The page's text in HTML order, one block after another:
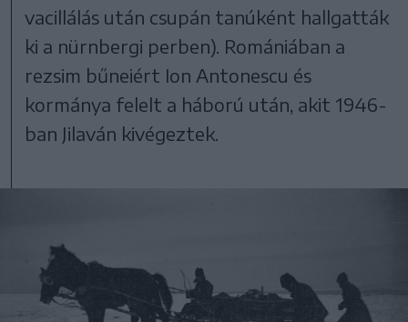
vacillálás után csupán tanúként hallgatták
ki a nürnbergi perben). Romániában a
rezsim bűneiért Ion Antonescu és
kormánya felelt a háború után, akit 1946-
ban Jilaván kivégeztek.